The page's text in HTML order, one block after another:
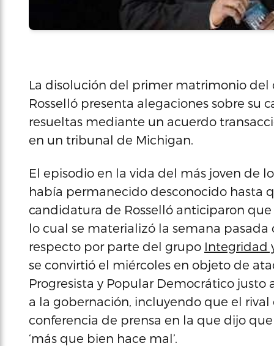
La disolución del primer matrimonio
Rosselló presenta alegaciones sobre su
resueltas mediante un acuerdo
en un tribunal de Michigan.
El episodio en la vida del más joven de
había permanecido desconocido hasta
candidatura de Rosselló anticiparon
lo cual se materializó la semana
respecto por parte del grupo Integridad
se convirtió el miércoles en objeto de
Progresista y Popular Democrático
a la gobernación, incluyendo que el
conferencia de prensa en la que dijo
‘más que bien hace mal’.